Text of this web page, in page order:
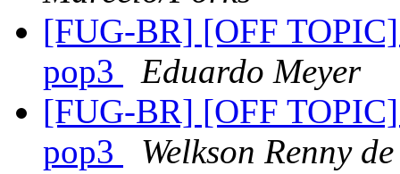
[FUG-BR] [OFF
pop3
Eduardo Meyer
[FUG-BR] [OFF
pop3
Welkson Renny